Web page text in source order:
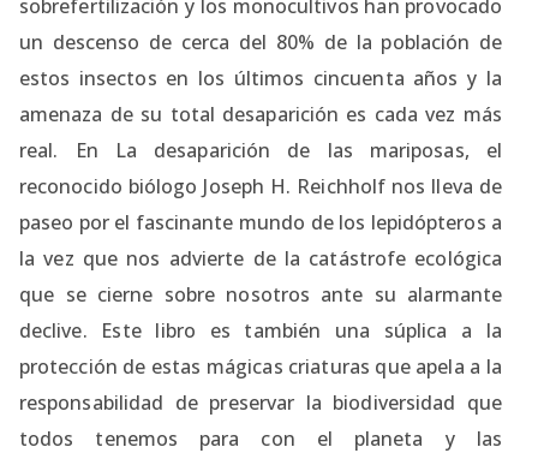
sobrefertilización y los monocultivos han provocado
un descenso de cerca del 80% de la población de
estos insectos en los últimos cincuenta años y la
amenaza de su total desaparición es cada vez más
real. En La desaparición de las mariposas, el
reconocido biólogo Joseph H. Reichholf nos lleva de
paseo por el fascinante mundo de los lepidópteros a
la vez que nos advierte de la catástrofe ecológica
que se cierne sobre nosotros ante su alarmante
declive. Este libro es también una súplica a la
protección de estas mágicas criaturas que apela a la
responsabilidad de preservar la biodiversidad que
todos tenemos para con el planeta y las